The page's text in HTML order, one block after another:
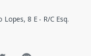
Lopes, 8 E - R/C Esq.